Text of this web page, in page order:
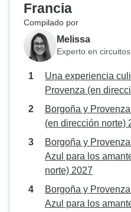
Francia
Compilado por
Melissa
Experto en
Una experiencia
Provenza (en
Borgoña y
(en dirección norte)
Borgoña y
Azul para los
norte) 2027
Borgoña y
Azul para los